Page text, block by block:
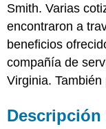
Smith. Varias
encontraron a
beneficios
compañía de
Virginia.